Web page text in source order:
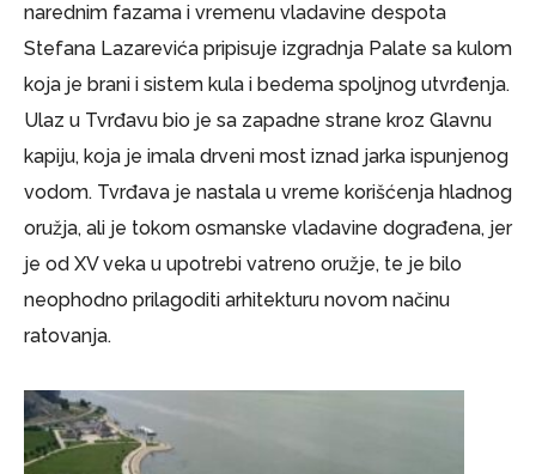
narednim fazama i vremenu vladavine despota
Stefana Lazarevića pripisuje izgradnja Palate sa kulom
koja je brani i sistem kula i bedema spoljnog utvrđenja.
Ulaz u Tvrđavu bio je sa zapadne strane kroz Glavnu
kapiju, koja je imala drveni most iznad jarka ispunjenog
vodom. Tvrđava je nastala u vreme korišćenja hladnog
oružja, ali je tokom osmanske vladavine dograđena, jer
je od XV veka u upotrebi vatreno oružje, te je bilo
neophodno prilagoditi arhitekturu novom načinu
ratovanja.